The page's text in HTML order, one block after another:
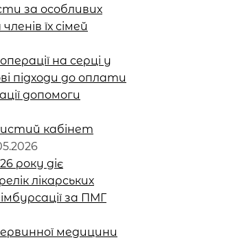
за особливих
їх сімей
на серці у
підходи до оплати
допомоги
кабінет
року діє
лікарських
за ПМГ
медицини